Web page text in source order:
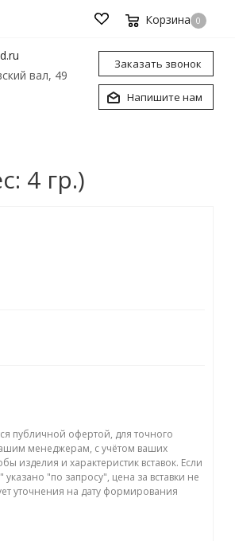
Корзина 0
вал, 49
Заказать звонок
Напишите нам
4 гр.)
публичной офертой, для точного
менеджерам, с учётом ваших
изделия и характеристик вставок. Если
"по запросу", цена за вставки не
уточнения на дату формирования